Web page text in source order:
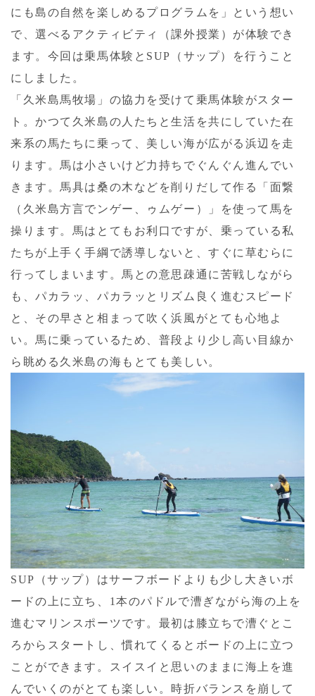
にも島の自然を楽しめるプログラムを」という想い
で、選べるアクティビティ（課外授業）が体験でき
ます。今回は乗馬体験とSUP（サップ）を行うこと
にしました。
「久米島馬牧場」の協力を受けて乗馬体験がスター
ト。かつて久米島の人たちと生活を共にしていた在
来系の馬たちに乗って、美しい海が広がる浜辺を走
ります。馬は小さいけど力持ちでぐんぐん進んでい
きます。馬具は桑の木などを削りだして作る「面繋
（久米島方言でンゲー、ゥムゲー）」を使って馬を
操ります。馬はとてもお利口ですが、乗っている私
たちが上手く手綱で誘導しないと、すぐに草むらに
行ってしまいます。馬との意思疎通に苦戦しながら
も、パカラッ、パカラッとリズム良く進むスピード
と、その早さと相まって吹く浜風がとても心地よ
い。馬に乗っているため、普段より少し高い目線か
ら眺める久米島の海もとても美しい。
SUP（サップ）はサーフボードよりも少し大きいボ
ードの上に立ち、1本のパドルで漕ぎながら海の上を
進むマリンスポーツです。最初は膝立ちで漕ぐとこ
ろからスタートし、慣れてくるとボードの上に立つ
ことができます。スイスイと思いのままに海上を進
んでいくのがとても楽しい。時折バランスを崩して